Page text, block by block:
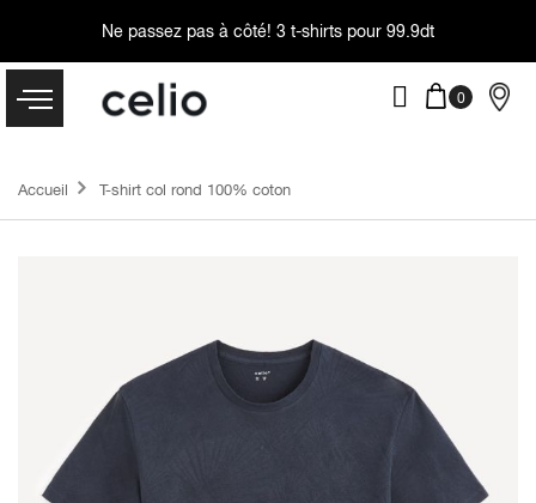
Ne passez pas à côté! 3 t-shirts pour 99.9dt
Accueil T-shirt col rond 100% coton